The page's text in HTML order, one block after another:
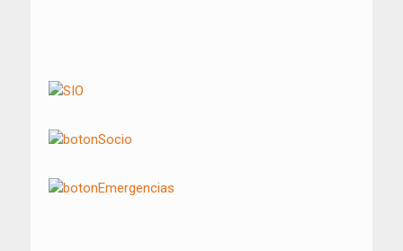
entradas